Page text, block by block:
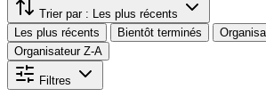
Trier par :
Les plus récents
Les plus récents
Bientôt terminés
Organisateur Z-A
Filtres